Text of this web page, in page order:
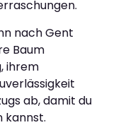
nach Gent
Baum
ihrem
ab, damit du
kannst.